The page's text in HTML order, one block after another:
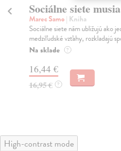
Sociálne siete
Marec Samo| Kniha
Sociálne siete nám ubližujú ako
medziľudské vzťahy, rozkladajú
Na sklade ?
16,44 €
16,95 € ?
High-contrast mode